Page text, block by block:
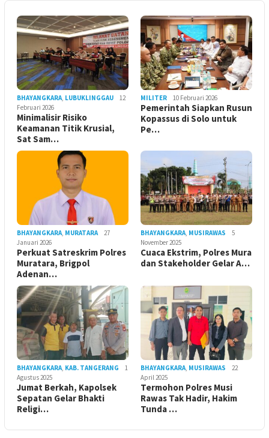
BHAYANGKARA, LUBUKLINGGAU
12
Februari 2026
Minimalisir Risiko
Keamanan Titik Krusial,
Sat Sam…
MILITER 10 Februari 2026
Pemerintah Siapkan Rusun
Kopassus di Solo untuk
Pe…
BHAYANGKARA, MURATARA
27
Januari 2026
Perkuat Satreskrim Polres
Muratara, Brigpol
Adenan…
BHAYANGKARA, MUSIRAWAS
5
November 2025
Cuaca Ekstrim, Polres Mura
dan Stakeholder Gelar A…
BHAYANGKARA, KAB. TANGERANG
1
Agustus 2025
Jumat Berkah, Kapolsek
Sepatan Gelar Bhakti
Religi…
BHAYANGKARA, MUSIRAWAS
22
April 2025
Termohon Polres Musi
Rawas Tak Hadir, Hakim
Tunda …